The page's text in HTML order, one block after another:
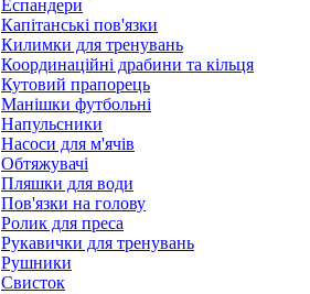
Еспандери
Капітанські пов'язки
Килимки для тренувань
Координаційні драбини та кільця
Кутовий прапорець
Манішки футбольні
Напульсники
Насоси для м'ячів
Обтяжувачі
Пляшки для води
Пов'язки на голову
Ролик для преса
Рукавички для тренувань
Рушники
Свисток